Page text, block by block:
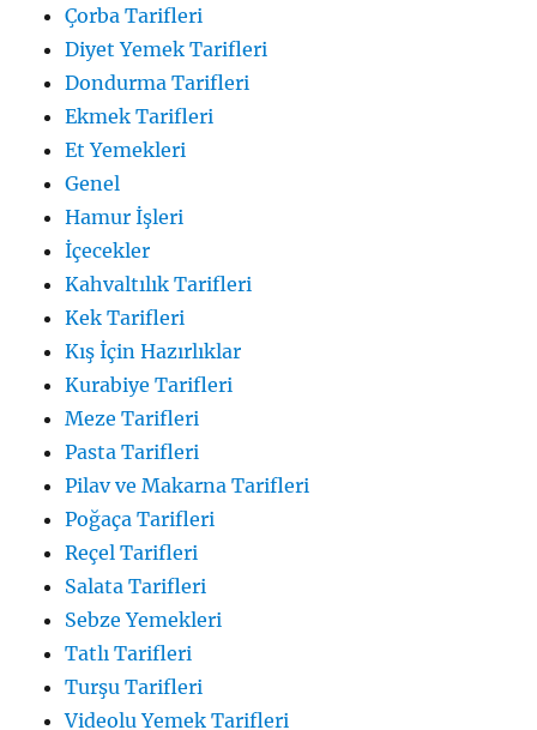
Çorba Tarifleri
Diyet Yemek Tarifleri
Dondurma Tarifleri
Ekmek Tarifleri
Et Yemekleri
Genel
Hamur İşleri
İçecekler
Kahvaltılık Tarifleri
Kek Tarifleri
Kış İçin Hazırlıklar
Kurabiye Tarifleri
Meze Tarifleri
Pasta Tarifleri
Pilav ve Makarna Tarifleri
Poğaça Tarifleri
Reçel Tarifleri
Salata Tarifleri
Sebze Yemekleri
Tatlı Tarifleri
Turşu Tarifleri
Videolu Yemek Tarifleri